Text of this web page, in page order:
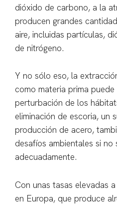
dióxido de carbono, a la
producen grandes
aire, incluidas partículas,
de nitrógeno.
Y no sólo eso, la
como materia prima
perturbación de los
eliminación de escoria, un
producción de acero,
desafíos ambientales si no
adecuadamente.
Con unas tasas elevadas
en Europa, que produce